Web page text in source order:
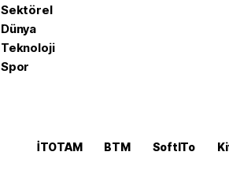
Sektörel
Dünya
Teknoloji
Spor
İTOTAM BTM SoftITo